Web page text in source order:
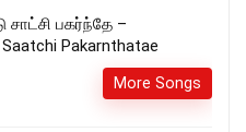
பகர்ந்தே –
Pakarnthatae
More Songs